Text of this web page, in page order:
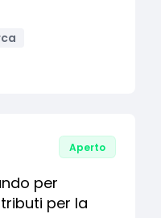
Aperto
per
per la